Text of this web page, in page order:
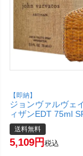
【即納】
ジョンヴァルヴェ
ィザンEDT 75ml
ワレ)【香水】 【宅
料】 (6038148)
送料無料
5,109 税込